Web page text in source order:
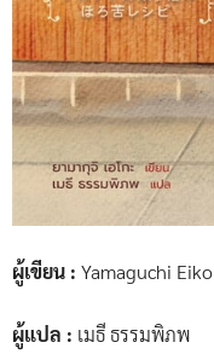
ผู้เขียน : Yamaguchi Eiko
ผู้แปล : เมธี ธรรมพิภพ